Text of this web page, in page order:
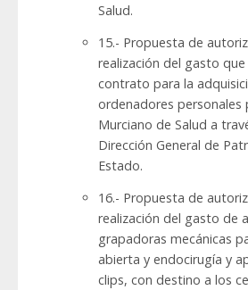
Salud.
15.- Propuesta de
realización del gasto
contrato para la
ordenadores personales
Murciano de Salud a
Dirección General de
Estado.
16.- Propuesta de
realización del gasto de
grapadoras mecánicas
abierta y endocirugía y
clips, con destino a los